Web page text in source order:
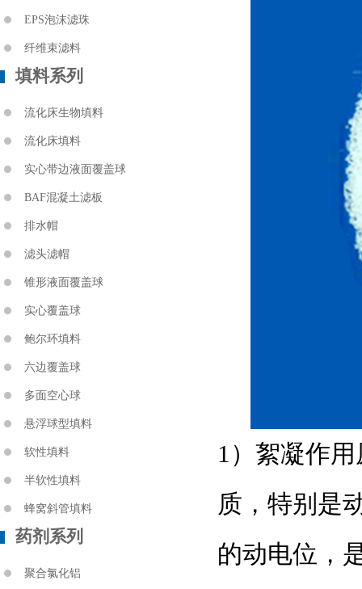
EPS泡沫滤珠
纤维束滤料
填料系列
流化床生物填料
流化床填料
实心带边液面覆盖球
BAF混凝土滤板
排水帽
滤头滤帽
锥形液面覆盖球
实心覆盖球
鲍尔环填料
六边覆盖球
多面空心球
悬浮球型填料
软性填料
半软性填料
蜂窝斜管填料
药剂系列
聚合氯化铝
1）絮凝作
质，特别是
的动电位，